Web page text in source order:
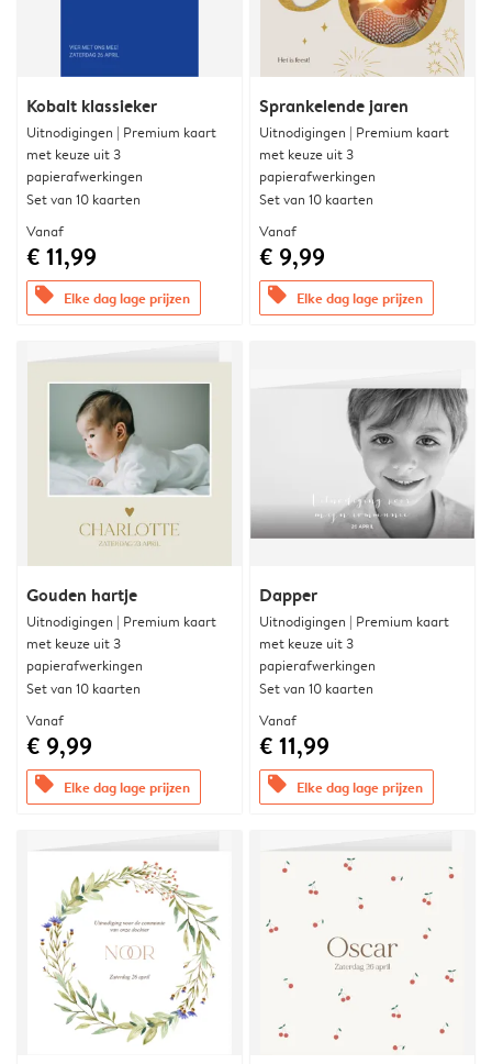
Kobalt klassieker
Uitnodigingen | Premium kaart
met keuze uit 3
papierafwerkingen
Set van 10 kaarten
Vanaf
€ 11,99
offers Elke dag lage prijzen
Sprankelende jaren
Uitnodigingen | Premium kaart
met keuze uit 3
papierafwerkingen
Set van 10 kaarten
Vanaf
€ 9,99
offers Elke dag lage prijzen
Gouden hartje
Uitnodigingen | Premium kaart
met keuze uit 3
papierafwerkingen
Set van 10 kaarten
Vanaf
€ 9,99
offers Elke dag lage prijzen
Dapper
Uitnodigingen | Premium kaart
met keuze uit 3
papierafwerkingen
Set van 10 kaarten
Vanaf
€ 11,99
offers Elke dag lage prijzen